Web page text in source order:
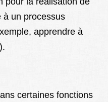
un processus
apprendre à
certaines fonctions